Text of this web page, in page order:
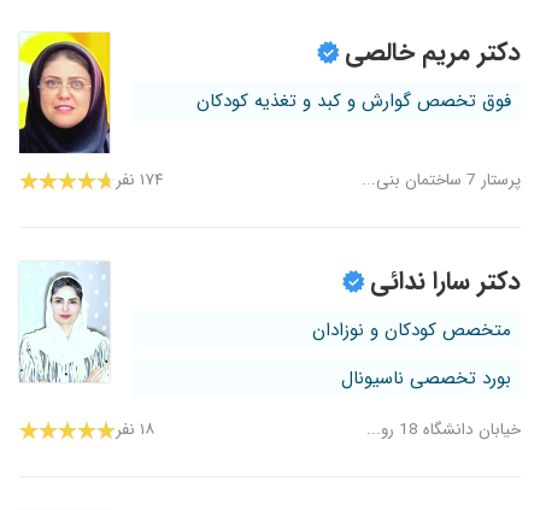
دکتر مریم خالصی
فوق تخصص گوارش و کبد و تغذیه کودکان
پرستار 7 ساختمان بنی... ۱۷۴ نفر
دکتر سارا ندائی
متخصص کودکان و نوزادان
بورد تخصصی ناسیونال
خیابان دانشگاه 18 رو... ۱۸ نفر